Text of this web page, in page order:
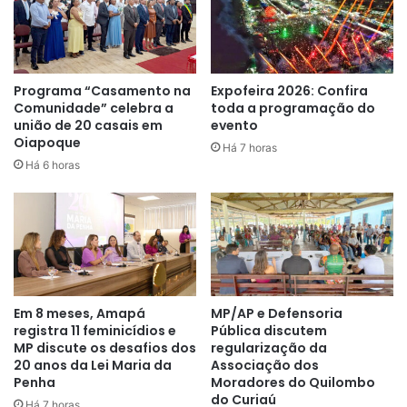
quanto na estação de tratamento, no bairro do Trem,
com a realização de 27 atividades, com todo o efetivo da
instituição durante 24h, com a realização de melhorias
do sistema”, disse Marcos Vinícius Silva, gerente de
operações da CSA.
Entre os serviços que serão feitos, destacam-se: aplicação
de ventosas nas adutoras de água bruta, limpeza geral do
Programa “Casamento na
Comunidade” celebra a
união de 20 casais em
Oiapoque
Há 6 horas
Expofeira 2026: Confira
toda a programação do
evento
Há 7 horas
Em 8 meses, Amapá
registra 11 feminicídios e
MP discute os desafios dos
20 anos da Lei Maria da
Penha
MP/AP e Defensoria
Pública discutem
regularização da
Associação dos
Moradores do Quilombo
do Curiaú